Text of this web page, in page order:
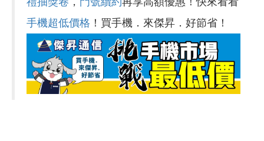
手機超低價格 ！買手機．來傑昇．好節省！